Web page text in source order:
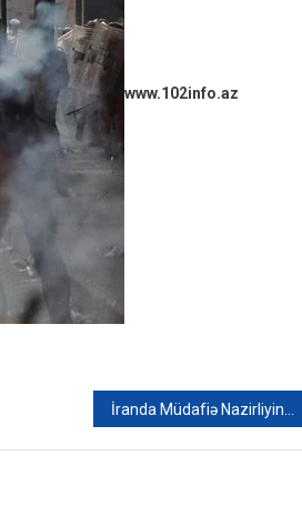
www.102info.az